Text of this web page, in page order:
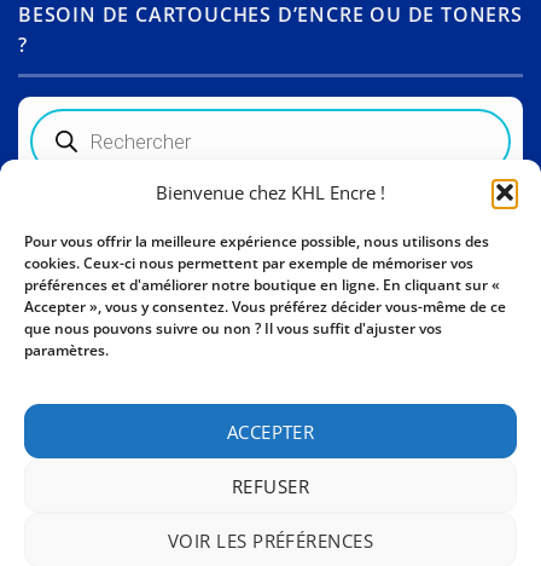
Bienvenue chez KHL Encre !
Pour vous offrir la meilleure expérience possible, nous utilisons des
cookies. Ceux-ci nous permettent par exemple de mémoriser vos
préférences et d'améliorer notre boutique en ligne. En cliquant sur «
Accepter », vous y consentez. Vous préférez décider vous-même de ce
que nous pouvons suivre ou non ? Il vous suffit d'ajuster vos
paramètres.
ACCEPTER
REFUSER
VOIR LES PRÉFÉRENCES
BESOIN DE CARTOUCHES D’ENCRE OU DE TONERS
?
Recherche
de
produits
Informations sur le magasin
Activity Invest bv - KHL, Kempische Steenweg 274
3500 Hasselt - Belgique BE0862447190
+32 11 261499